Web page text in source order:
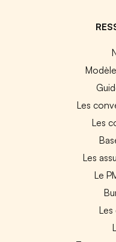
Les
Les
Les
Le
Les